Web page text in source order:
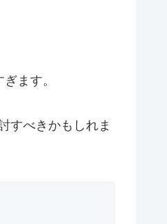
ます。
すべきかもしれま